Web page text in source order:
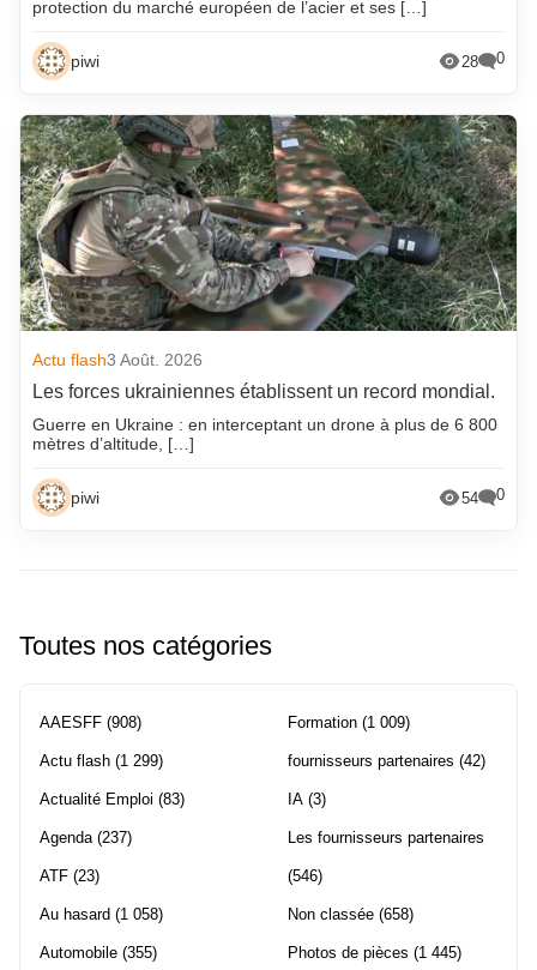
protection du marché européen de l’acier et ses […]
piwi 28 0
Actu flash3 Août. 2026
Les forces ukrainiennes établissent un record mondial.
Guerre en Ukraine : en interceptant un drone à plus de 6 800
mètres d’altitude, […]
piwi 54 0
Toutes nos catégories
AAESFF (908)
Actu flash (1 299)
Actualité Emploi (83)
Agenda(237)
ATF (23)
Au hasard (1 058)
Automobile (355)
Formation (1 009)
fournisseurs partenaires (42)
IA (3)
Les fournisseurs partenaires
(546)
Non classée (658)
Photos de pièces (1 445)